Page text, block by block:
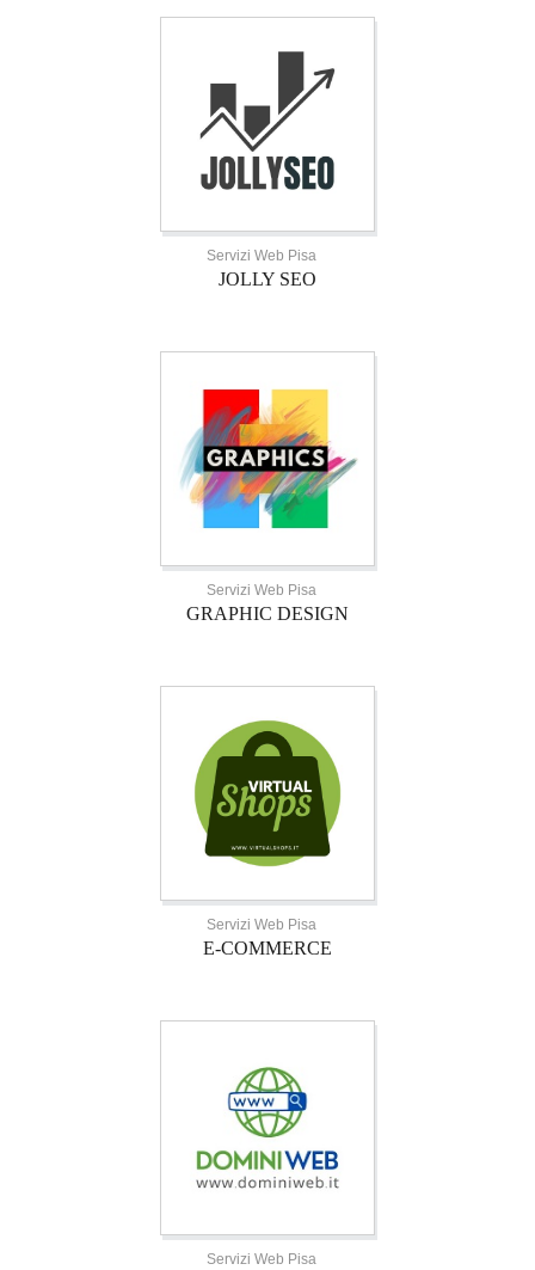
Servizi Web Pisa
JOLLY SEO
Servizi Web Pisa
GRAPHIC DESIGN
Servizi Web Pisa
E-COMMERCE
Servizi Web Pisa